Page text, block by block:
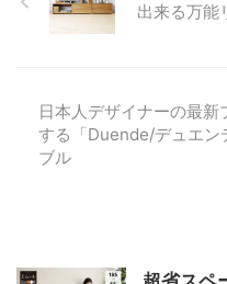
出来る万能
日本人デザイナーの最新
する「Duende/デュエン
ブル